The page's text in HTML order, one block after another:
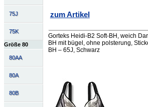
75J
75K
Größe 80
80AA
80A
80B
zum Artikel
Gorteks Heidi-B2 Soft-BH, weich
BH mit bügel, ohne polsterung,
BH – 65J, Schwarz